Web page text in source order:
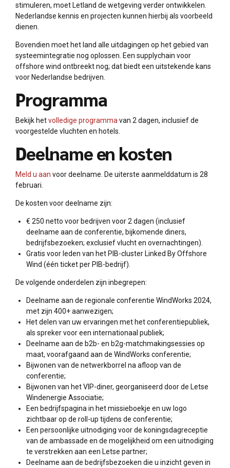
stimuleren, moet Letland de wetgeving verder ontwikkelen.
Nederlandse kennis en projecten kunnen hierbij als voorbeeld
dienen.
Bovendien moet het land alle uitdagingen op het gebied van
systeemintegratie nog oplossen. Een supplychain voor
offshore wind ontbreekt nog; dat biedt een uitstekende kans
voor Nederlandse bedrijven.
Programma
Bekijk hetvolledige programma van 2 dagen, inclusief de
voorgestelde vluchten en hotels.
Deelname en kosten
Meld u aan voor deelname. De uiterste aanmelddatum is 28
februari.
De kosten voor deelname zijn:
€ 250 netto voor bedrijven voor 2 dagen (inclusief
deelname aan de conferentie, bijkomende diners,
bedrijfsbezoeken; exclusief vlucht en overnachtingen).
Gratis voor leden van het PIB-cluster Linked By Offshore
Wind (één ticket per PIB-bedrijf).
De volgende onderdelen zijn inbegrepen:
Deelname aan de regionale conferentie WindWorks 2024,
met zijn 400+ aanwezigen;
Het delen van uw ervaringen met het conferentiepubliek,
als spreker voor een internationaal publiek;
Deelname aan de b2b- en b2g-matchmakingsessies op
maat, voorafgaand aan de WindWorks conferentie;
Bijwonen van de netwerkborrel na afloop van de
conferentie;
Bijwonen van het VIP-diner, georganiseerd door de Letse
Windenergie Associatie;
Een bedrijfspagina in het missieboekje en uw logo
zichtbaar op de roll-up tijdens de conferentie;
Een persoonlijke uitnodiging voor de koningsdagreceptie
van de ambassade en de mogelijkheid om een uitnodiging
te verstrekken aan een Letse partner;
Deelname aan de bedrijfsbezoeken die u inzicht geven in